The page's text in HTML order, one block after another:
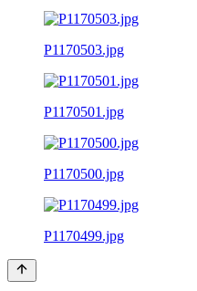
P1170503.jpg
P1170501.jpg
P1170500.jpg
P1170499.jpg